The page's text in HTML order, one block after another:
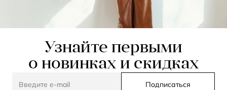
Узнайте первыми
о новинках и скидках
Подписаться